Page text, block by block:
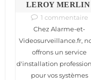
LEROY MERLIN
1 commentaire
Chez Alarme-et-
Videosurveillance.fr,
offrons un service
d'installation
pour vos systèmes